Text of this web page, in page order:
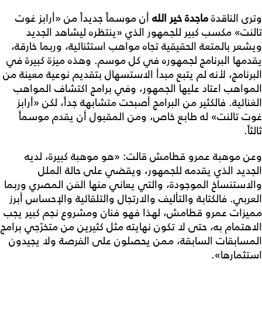
وترى الناقدةماجدة خير الله أن موسماً جديداً من «أرابز غوت
تالنت» مكسب كبير للجمهور الذي «ينتظره ليشاهد الجديد
ويشعر بالمتعة الحقيقية تجاه مواهب استثنائية، وربما خارقة،
يقدمها البرنامج لجمهوره في كل موسم. وهذه ميزة كبيرة في
البرنامج، لأنه لم يتبع مبدأ الاستسهال بتقديم نوعية معينة من
المواهب اعتاد عليها الجمهور، وفي برامج اكتشاف المواهب
الغنائية. فالكثير من البرامج أصبحت متشابهة جداً، لكن «أرابز
غوت تالنت» له طابع خاص، ومن المقبول أن يقدم موسماً
ثالثاً.
وعن موهبة عمرو قطامش قالت: «هو موهبة كبيرة، لديه
الجديد الذي يقدمه للجمهور، ويقضي على حالة الملل
والاستنساخ الموجودة، والتي يعاني منها الفن المصري وربما
العربي. فالكتابة والتأليف والارتجال والتلقائية والإحساس أبرز
مميزات عمرو قطامش، لهذا فهو فنان ومشروع نجم كبير يجب
الاهتمام به، حتى لا تكون نهايته مثل كثيرين من متخرّجي برامج
المسابقات السابقة، ممن يحصلون على الفرصة ولا يجيدون
استثمارها».